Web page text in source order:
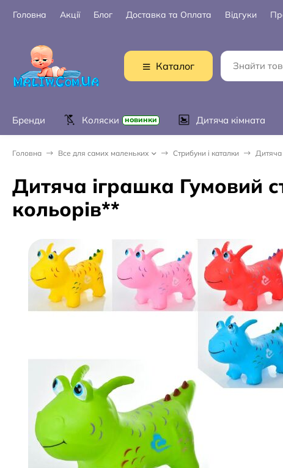
Головна Акції Блог Доставка та Оплата Відгуки
Каталог
Бренди Коляски новинки Дитяча кімната
Головна Все для самих маленьких Стрибуни і каталки Дитяча
Дитяча іграшка Гумовий
кольорів**